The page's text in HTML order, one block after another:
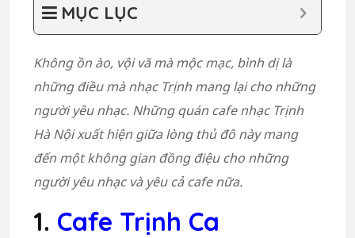
MỤC LỤC
Không ồn ào, vội vã mà mộc mạc, bình dị là
những điều mà nhạc Trịnh mang lại cho những
người yêu nhạc. Những quán cafe nhạc Trịnh
Hà Nội xuất hiện giữa lòng thủ đô này mang
đến một không gian đồng điệu cho những
người yêu nhạc và yêu cả cafe nữa.
1. Cafe Trịnh Ca